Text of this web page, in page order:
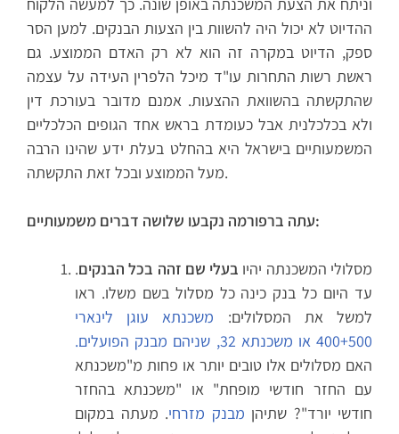
ההדיוט לא יכול היה להשוות בין הצעות הבנקים. למען הסר
ספק, הדיוט במקרה זה הוא לא רק האדם הממוצע. גם
ראשת רשות התחרות עו"ד מיכל הלפרין העידה על עצמה
שהתקשתה בהשוואת ההצעות. אמנם מדובר בעורכת דין
ולא בכלכלנית אבל כעומדת בראש אחד הגופים הכלכליים
המשמעותיים בישראל היא בהחלט בעלת ידע שהינו הרבה
מעל הממוצע ובכל זאת התקשתה.
עתה ברפורמה נקבעו שלושה דברים משמעותיים:
מסלולי המשכנתה יהיו בעלי שם זהה בכל הבנקים.
עד היום כל בנק כינה כל מסלול בשם משלו. ראו
למשל את המסלולים: משכנתא עוגן לינארי
400+500 או משכנתא 32, שניהם מבנק הפועלים.
האם מסלולים אלו טובים יותר או פחות מ"משכנתא
עם החזר חודשי מופחת" או "משכנתא בהחזר
חודשי יורד"? שתיהן מבנק מזרחי. מעתה במקום